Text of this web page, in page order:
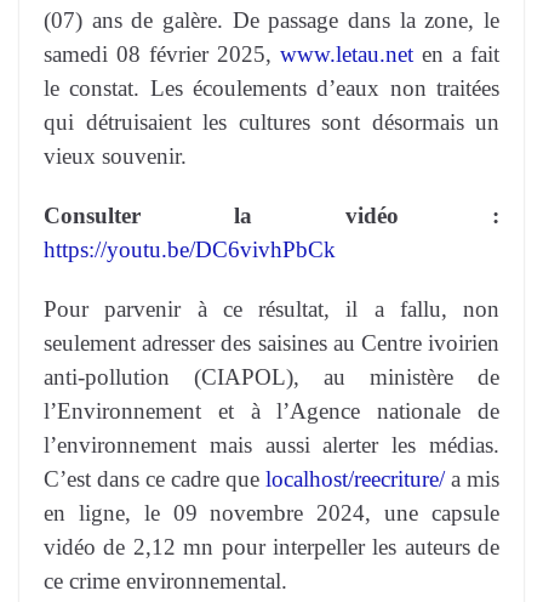
(07) ans de galère. De passage dans la zone, le
samedi 08 février 2025, www.letau.net en a fait
le constat. Les écoulements d’eaux non traitées
qui détruisaient les cultures sont désormais un
vieux souvenir.
Consulter la vidéo :
https://youtu.be/DC6vivhPbCk
Pour parvenir à ce résultat, il a fallu, non
seulement adresser des saisines au Centre ivoirien
anti-pollution (CIAPOL), au ministère de
l’Environnement et à l’Agence nationale de
l’environnement mais aussi alerter les médias.
C’est dans ce cadre que localhost/reecriture/a mis
en ligne, le 09 novembre 2024, une capsule
vidéo de 2,12 mn pour interpeller les auteurs de
ce crime environnemental.